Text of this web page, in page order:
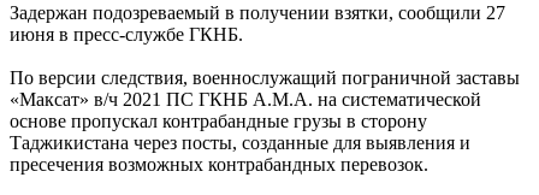
Задержан подозреваемый в получении взятки, сообщили 27
июня в пресс-службе ГКНБ.
По версии следствия, военнослужащий пограничной заставы
«Максат» в/ч 2021 ПС ГКНБ А.М.А. на систематической
основе пропускал контрабандные грузы в сторону
Таджикистана через посты, созданные для выявления и
пресечения возможных контрабандных перевозок.